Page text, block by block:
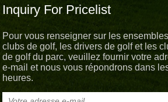
Inquiry For Pricelist
Pour vous renseigner sur les
clubs de golf, les drivers de golf et les
de golf du parc, veuillez fournir votre
e-mail et nous vous répondrons dans
heures.